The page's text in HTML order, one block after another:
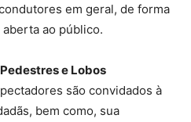
em geral, de forma
ao público.
e Lobos
são convidados à
bem como, sua